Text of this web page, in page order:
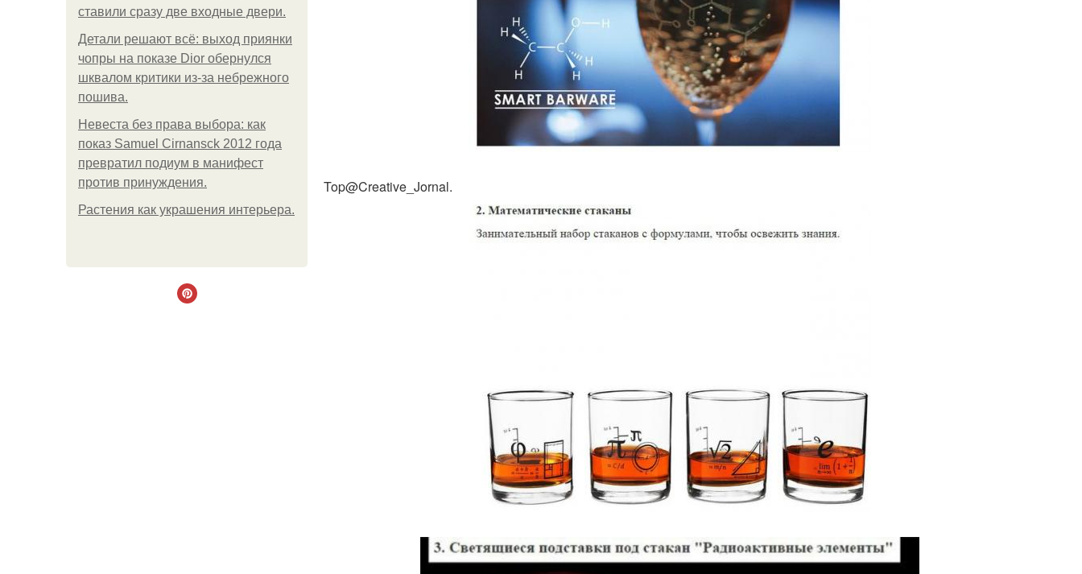
ставили сразу две входные двери.
Детали решают всё: выход приянки
чопры на показе Dior обернулся
шквалом критики из-за небрежного
пошива.
Невеста без права выбора: как
показ Samuel Cirnansck 2012 года
превратил подиум в манифест
против принуждения.
Растения как украшения интерьера.
Top@Creative_Jornal.